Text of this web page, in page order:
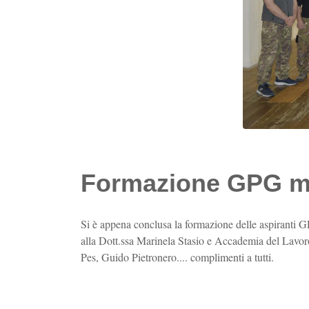
Formazione GPG
Si è appena conclusa la formazione delle aspiranti
alla Dott.ssa Marinela Stasio e Accademia del
Pes, Guido Pietronero.... complimenti a tutti.